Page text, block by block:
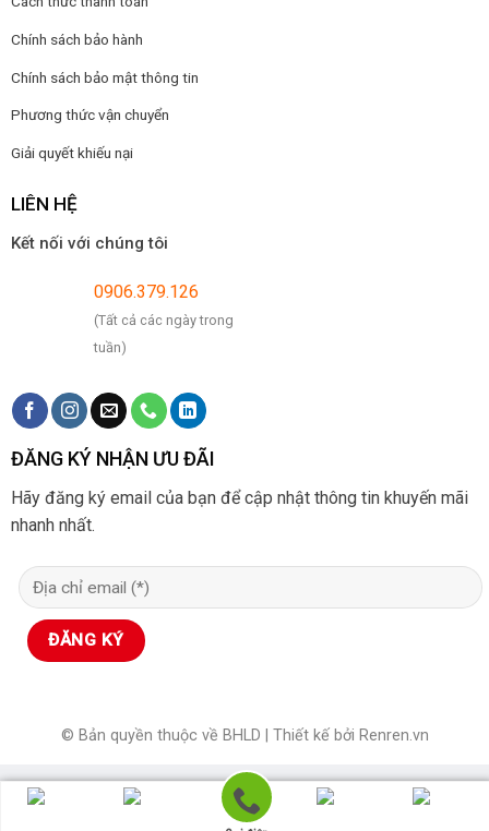
Chính sách bảo hành
Chính sách bảo mật thông tin
Phương thức vận chuyển
Giải quyết khiếu nại
LIÊN HỆ
Kết nối với chúng tôi
0906.379.126
(Tất cả các ngày trong
tuần)
ĐĂNG KÝ NHẬN ƯU ĐÃI
Hãy đăng ký email của bạn để cập nhật thông tin khuyến mãi
nhanh nhất.
© Bản quyền thuộc về BHLD | Thiết kế bởi Renren.vn